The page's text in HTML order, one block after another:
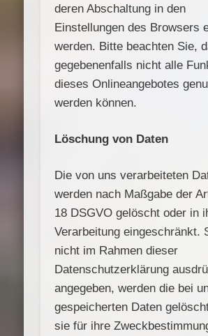
deren Abschaltung in den
Einstellungen des Browsers
werden. Bitte beachten Sie,
gegebenenfalls nicht alle
dieses Onlineangebotes
werden können.
Löschung von Daten
Die von uns verarbeiteten
werden nach Maßgabe der
18 DSGVO gelöscht oder in
Verarbeitung eingeschränkt.
nicht im Rahmen dieser
Datenschutzerklärung
angegeben, werden die bei
gespeicherten Daten
sie für ihre